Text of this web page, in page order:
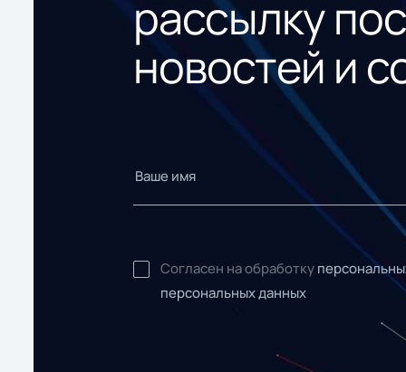
рассылку
новостей и
Согласен на обработку
персональных данных